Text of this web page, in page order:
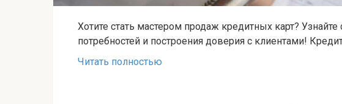
Хотите стать мастером продаж кредитных карт?
потребностей и построения доверия с клиентами!
Читать полностью